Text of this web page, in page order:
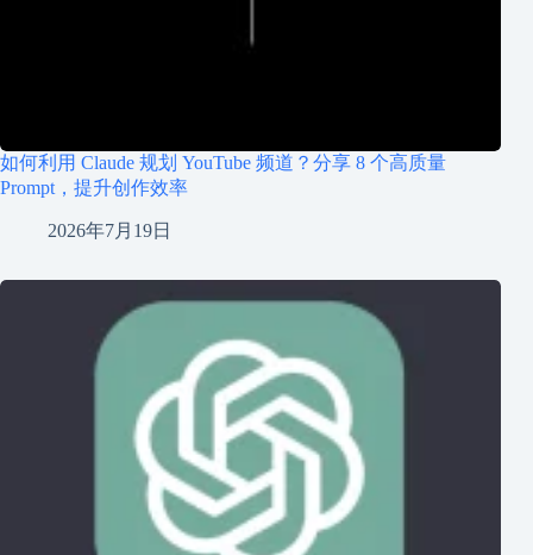
如何利用 Claude 规划 YouTube 频道？分享 8 个高质量
Prompt，提升创作效率
2026年7月19日